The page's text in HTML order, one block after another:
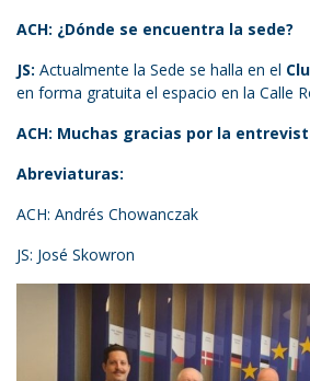
ACH: ¿Dónde se encuentra la sede?
JS: Actualmente la Sede se halla en el
en forma gratuita el espacio en la Calle
ACH: Muchas gracias por la
Abreviaturas:
ACH: Andrés Chowanczak
JS: José Skowron